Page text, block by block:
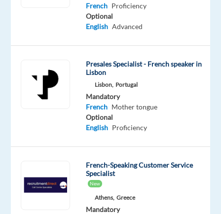
son
le
Responsable
de
French Proficiency
Optional
English Advanced
Presales Specialist - French speaker in
Lisbon
Lisbon, Portugal
Mandatory
French Mother tongue
Optional
English Proficiency
French-Speaking Customer Service
Specialist
New
Athens, Greece
Mandatory